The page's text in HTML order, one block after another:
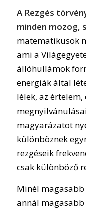
A Rezgés
minden mozog,
matematikusok
ami a
állóhullámok
energiák által
lélek, az
magyarázatot
különböznek
rezgéseik
csak különböző
Minél magasabb
annál